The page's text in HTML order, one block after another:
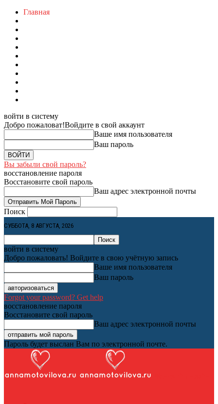
Главная
войти в систему
Добро пожаловат!Войдите в свой аккаунт
Ваше имя пользователя
Ваш пароль
Вы забыли свой пароль?
восстановление пароля
Восстановите свой пароль
Ваш адрес электронной почты
Поиск
СУББОТА, 8 АВГУСТА, 2026
войти в систему
Добро пожаловать! Войдите в свою учётную запись
Ваше имя пользователя
Ваш пароль
Forgot your password? Get help
восстановление пароля
Восстановите свой пароль
Ваш адрес электронной почты
Пароль будет выслан Вам по электронной почте.